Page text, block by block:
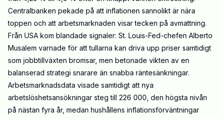
Centralbanken pekade på att inflationen sannolikt är nära
toppen och att arbetsmarknaden visar tecken på avmattning.
Från USA kom blandade signaler: St. Louis-Fed-chefen Alberto
Musalem varnade för att tullarna kan driva upp priser samtidigt
som jobbtillväxten bromsar, men betonade vikten av en
balanserad strategi snarare än snabba räntesänkningar.
Arbetsmarknadsdata visade samtidigt att nya
arbetslöshetsansökningar steg till 226 000, den högsta nivån
på nästan fyra år, medan hushållens inflationsförväntningar